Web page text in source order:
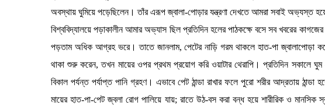
অবস্থায় ঘুমিয়ে পড়েছিলেন। তাঁর এরূপ জ্বালা-পোড়ার যন্ত্রণা দেখতে আমরা সবাই অভ্যস্ত
বিশ্ববিদ্যালয়ে পড়াকালীন আমার অভ্যাস ছিল প্রতিদিন হলের পাঠকক্ষে বসে সব খবরের
পড়তাম অধিক আগ্রহ ভরে। তাতে জানলাম, পেটের নাড়ি গরম থাকলে হাত-পা জ্বালাপোড়া
থাকা শুরু করেন, তখন মায়ের ওপর প্রথম প্রয়োগ করি ওয়াটার থেরাপি। প্রতিদিন সকালে
বিকাল পর্যন্ত পর্যাপ্ত পানি গ্রহণ। এভাবে পেট ঠান্ডা রাখার ফলে পুরো শরীর আদ্রতায়
মায়ের হাত-পা-পেট জ্বলা রোগ পালিয়ে যায়; রাতে উঠ-বস করা বন্ধ হয়ে শারীরিক ও মানসিক